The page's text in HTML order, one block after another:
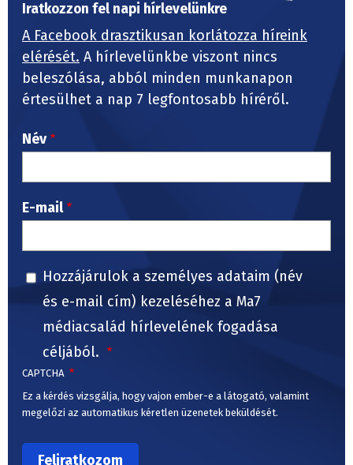
Iratkozzon fel napi hírlevelünkre
A Facebook drasztikusan korlátozza híreink
elérését. A hírlevelünkbe viszont nincs
beleszólása, abból minden munkanapon
értesülhet a nap 7 legfontosabb híréről.
Név
E-mail
Hozzájárulok a személyes adataim (név
és e-mail cím) kezeléséhez a Ma7
médiacsalád hírlevelének fogadása
céljából.
CAPTCHA
Ez a kérdés vizsgálja, hogy vajon ember-e a látogató, valamint
megelőzi az automatikus kéretlen üzenetek beküldését.